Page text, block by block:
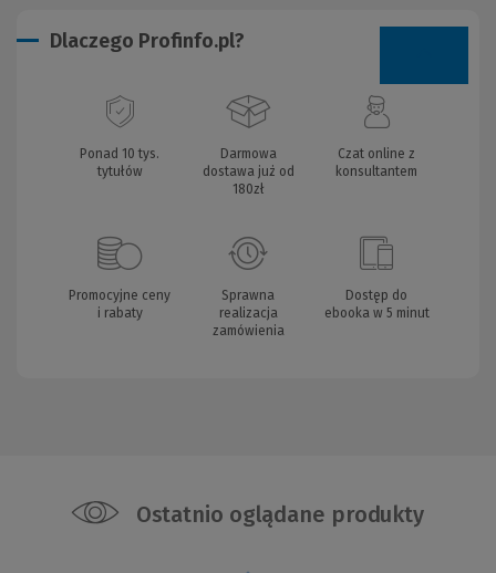
Dlaczego Profinfo.pl?
Ponad 10 tys.
tytułów
Darmowa
dostawa już od
180zł
Czat online z
konsultantem
Promocyjne ceny
i rabaty
Sprawna
realizacja
zamówienia
Dostęp do
ebooka w 5 minut
Ostatnio oglądane produkty